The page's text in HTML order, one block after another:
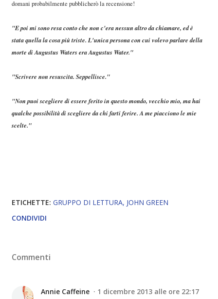
domani probabilmente pubblicherò la recensione!
"E poi mi sono resa conto che non c'era nessun altro da chiamare, ed è
stata quella la cosa più triste. L'unica persona con cui volevo parlare della
morte di Augustus Waters era Augustus Water."
"Scrivere non resuscita. Seppellisce."
"Non puoi scegliere di essere ferito in questo mondo, vecchio mio, ma hai
qualche possibilità di scegliere da chi farti ferire. A me piacciono le mie
scelte."
ETICHETTE: GRUPPO DI LETTURA JOHN GREEN
CONDIVIDI
Commenti
Annie Caffeine 1 dicembre 2013 alle ore 22:17